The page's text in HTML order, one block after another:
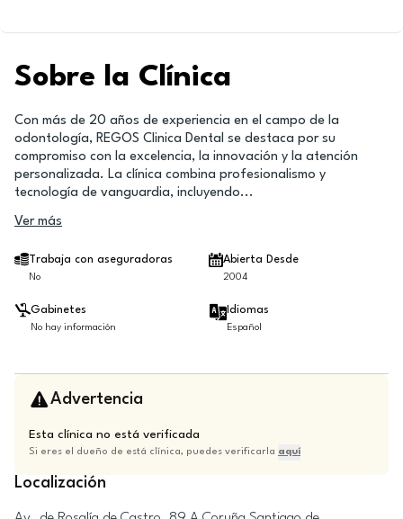
Sobre la Clínica
Con más de 20 años de experiencia en el campo de la
odontología, REGOS Clinica Dental se destaca por su
compromiso con la excelencia, la innovación y la atención
personalizada. La clínica combina profesionalismo y
tecnología de vanguardia, incluyendo...
Ver más
Trabaja con aseguradoras
No
Abierta Desde
2004
Gabinetes
No hay información
Idiomas
Español
Advertencia
Esta clínica no está verificada
Si eres el dueño de está clínica, puedes verificarla aquí
Localización